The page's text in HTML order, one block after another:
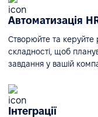
Автоматизація
Створюйте та
складності, щоб
завдання у вашій
Інтеграції